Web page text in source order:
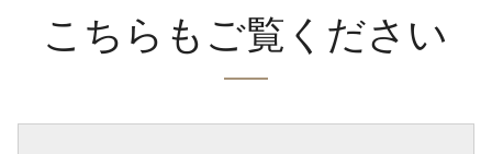
こちらもご覧ください